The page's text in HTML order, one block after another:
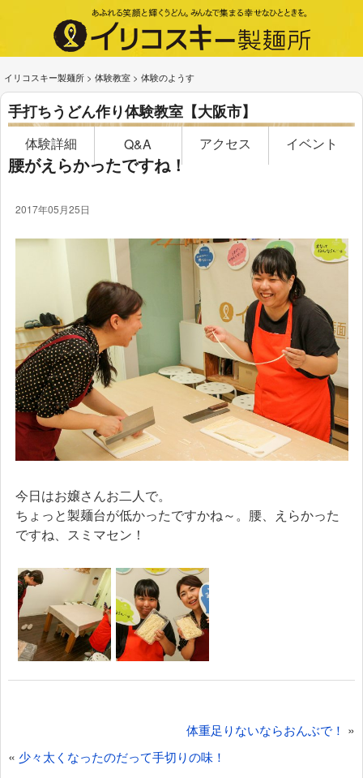
イリコスキー製麺所 > 体験教室 > 体験のようす
手打ちうどん作り体験教室【大阪市】
体験詳細 Q&A アクセス イベント
腰がえらかったですね！
2017年05月25日
今日はお嬢さんお二人で。
ちょっと製麺台が低かったですかね～。腰、えらかった
ですね、スミマセン！
稿
体重足りないならおんぶで！ »
« 少々太くなったのだって手切りの味！